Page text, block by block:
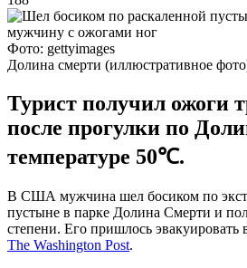
Фото: gettyimages
Долина смерти (иллюстративное
Турист получил ожоги
после прогулки по
температуре 50℃.
В США мужчина шел босиком по
пустыне в парке Долина Смерти и
степени. Его пришлось эвакуировать
The Washington Post.